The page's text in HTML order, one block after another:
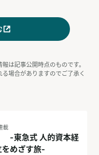
は記事公開時点のものです。
場合がありますのでご了承く
載
-東急式 人的資本経
をめざす旅-